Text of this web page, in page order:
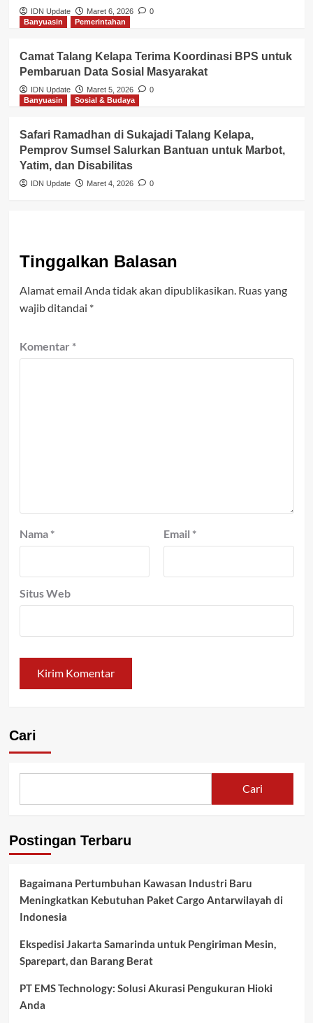
IDN Update Maret 6, 2026
0
Banyuasin
Pemerintahan
Camat Talang Kelapa Terima Koordinasi BPS untuk
Pembaruan Data Sosial Masyarakat
IDN Update Maret 5, 2026
0
Banyuasin
Sosial & Budaya
Safari Ramadhan di Sukajadi Talang Kelapa,
Pemprov Sumsel Salurkan Bantuan untuk Marbot,
Yatim, dan Disabilitas
IDN Update Maret 4, 2026 0
Tinggalkan Balasan
Alamat email Anda tidak akan dipublikasikan. Ruas yang
wajib ditandai *
Komentar *
Nama * Email *
Situs Web
Cari
Cari
Postingan Terbaru
Bagaimana Pertumbuhan Kawasan Industri Baru
Meningkatkan Kebutuhan Paket Cargo Antarwilayah di
Indonesia
Ekspedisi Jakarta Samarinda untuk Pengiriman Mesin,
Sparepart, dan Barang Berat
PT EMS Technology: Solusi Akurasi Pengukuran Hioki
Anda